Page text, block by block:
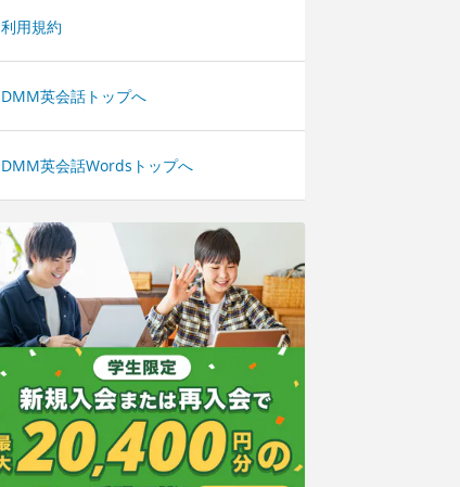
利用規約
DMM英会話トップへ
DMM英会話Wordsトップへ